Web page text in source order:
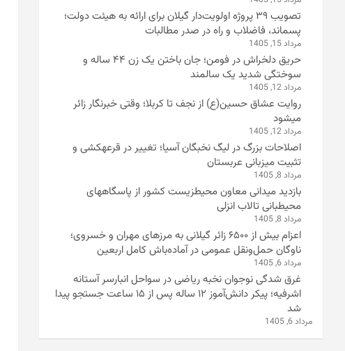
تصویب ۳۹ پروژه اولویت‌دار گیلان برای ارائه به هیئت دولت؛
پسماند، فاضلاب و راه در صدر مطالبات
مرداد 15, 1405
حریق دلخراش در فومن؛ جان باختن یک زن ۴۴ ساله و
سوختگی شدید یک سالمند
مرداد 12, 1405
روایت عشاق حسین(ع) از نجف تا کربلا؛ وقتی خبرنگار زائر
میشود
مرداد 12, 1405
اصلاحات بزرگ در لیگ نخبگان آسیا؛ تغییر در قرعهکشی و
تثبیت میزبانی عربستان
مرداد 8, 1405
بازدید میدانی معاون محیطزیست کشور از پاسگاههای
محیطبانی تالاب انزلی
مرداد 8, 1405
اعزام بیش از ۶۵۰۰ زائر گیلانی به مرزهای مهران و خسروی؛
ناوگان حمل‌ونقل عمومی در آماده‌باش کامل اربعین
مرداد 6, 1405
غرق شدگی نوجوان نخبه ریاضی در سواحل انبارسر آستانه
اشرفیه؛ پیکر دانش‌آموز ۱۲ ساله پس از ۱۵ ساعت جستجو پیدا
شد
مرداد 6, 1405